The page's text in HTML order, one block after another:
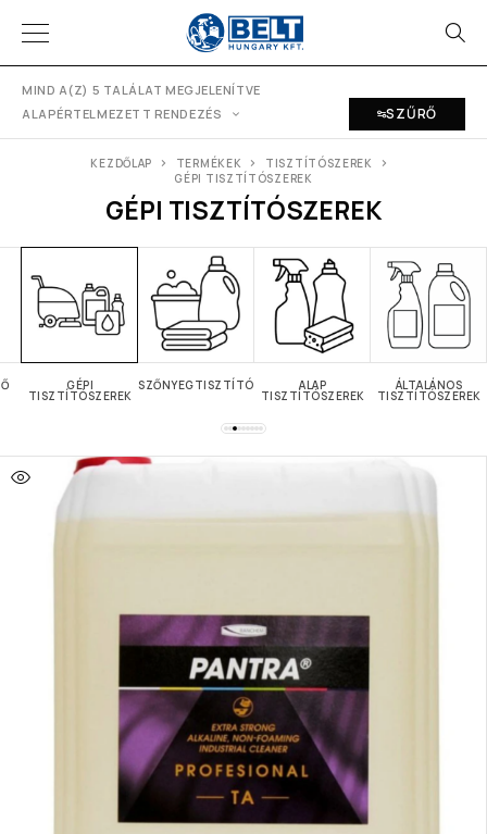
MIND A(Z) 5 TALÁLAT MEGJELENÍTVE
ALAPÉRTELMEZETT RENDEZÉS
SZŰRŐ
GÉPI TISZTÍTÓSZEREK
KEZDŐLAP TERMÉKEK
TISZTÍTÓSZEREK
GÉPI TISZTÍTÓSZEREK
GÉPI
TISZTÍTÓSZEREK
SZŐNYEGTISZTÍTÓ ALAP
TISZTÍTÓSZEREK
ÁLTALÁNOS
TISZTÍTÓSZEREK